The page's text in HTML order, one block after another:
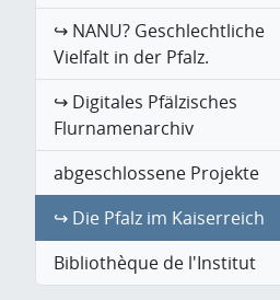
↪ NANU? Geschlechtliche
Vielfalt in der Pfalz.
↪ Digitales Pfälzisches
Flurnamenarchiv
abgeschlossene Projekte
↪ Die Pfalz im Kaiserreich
Bibliothèque de l'Institut